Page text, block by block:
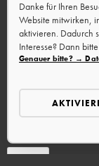
Danke für Ihren
Website mitwirken,
aktivieren. Dadurch
Interesse? Dann
Genauer bitte? →